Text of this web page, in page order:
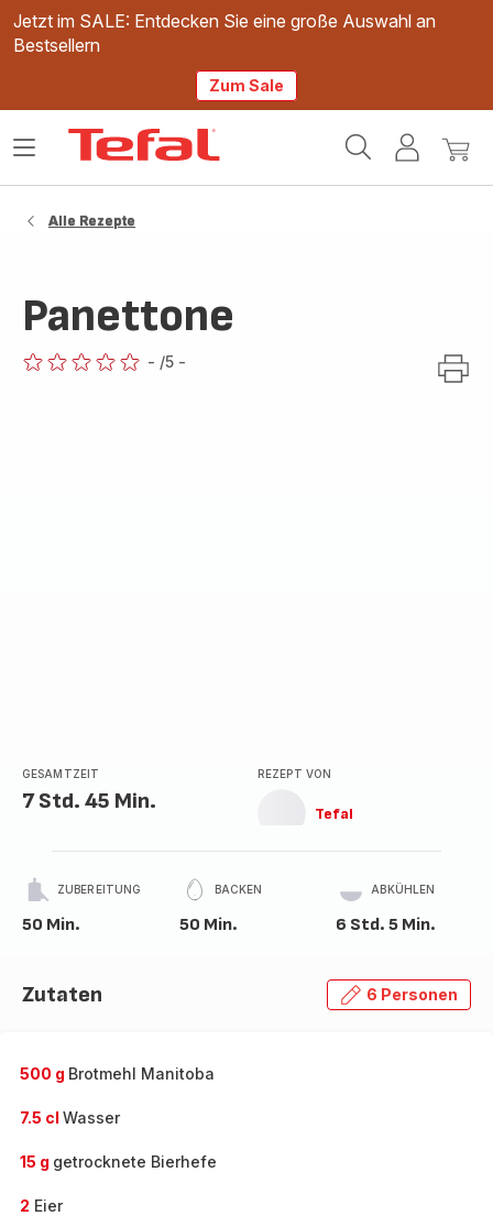
Jetzt im SALE: Entdecken Sie eine große Auswahl an
Bestsellern
Zum Sale
Mein
Mein
Das
Alle Rezepte
Panettone
- /5 -
GESAMTZEIT
7 Std. 45 Min.
REZEPT VON
Tefal
ZUBEREITUNG
50 Min.
BACKEN
50 Min.
ABKÜHLEN
6 Std. 5 Min.
Zutaten 6 Personen
500 g Brotmehl Manitoba
7.5 cl Wasser
15 g getrocknete Bierhefe
2 Eier